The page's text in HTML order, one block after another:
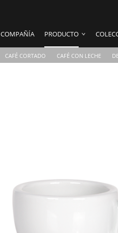
COMPAÑÍA PRODUCTO
CAFÉ CORTADO CAFÉ CON LECHE